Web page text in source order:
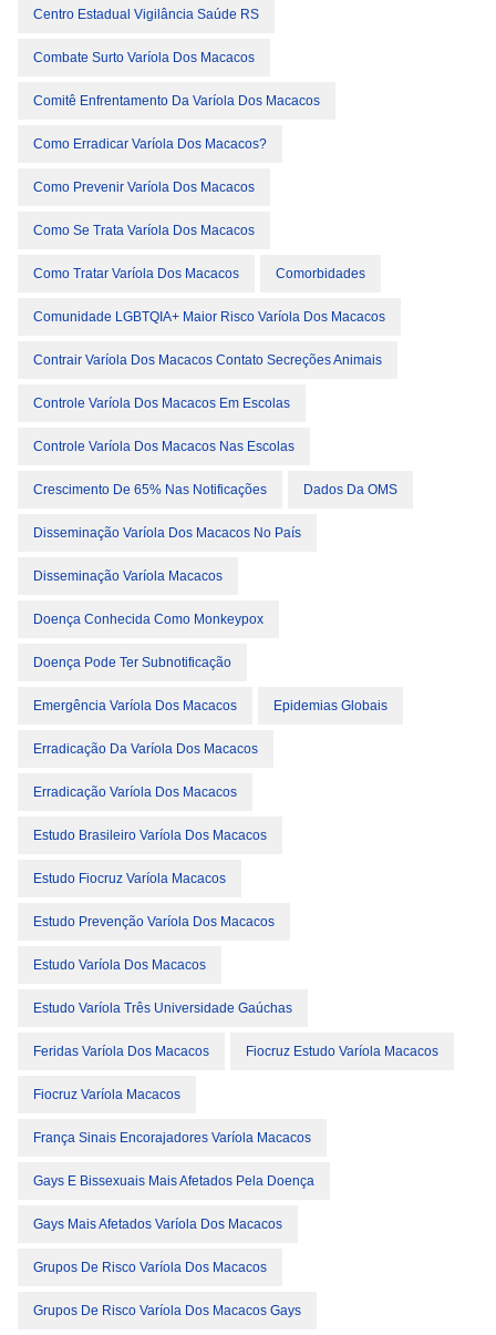
Centro Estadual Vigilância Saúde RS
Combate Surto Varíola Dos Macacos
Comitê Enfrentamento Da Varíola Dos Macacos
Como Erradicar Varíola Dos Macacos?
Como Prevenir Varíola Dos Macacos
Como Se Trata Varíola Dos Macacos
Como Tratar Varíola Dos Macacos Comorbidades
Comunidade LGBTQIA+ Maior Risco Varíola Dos Macacos
Contrair Varíola Dos Macacos Contato Secreções Animais
Controle Varíola Dos Macacos Em Escolas
Controle Varíola Dos Macacos Nas Escolas
Crescimento De 65% Nas Notificações Dados Da OMS
Disseminação Varíola Dos Macacos No País
Disseminação Varíola Macacos
Doença Conhecida Como Monkeypox
Doença Pode Ter Subnotificação
Emergência Varíola Dos Macacos Epidemias Globais
Erradicação Da Varíola Dos Macacos
Erradicação Varíola Dos Macacos
Estudo Brasileiro Varíola Dos Macacos
Estudo Fiocruz Varíola Macacos
Estudo Prevenção Varíola Dos Macacos
Estudo Varíola Dos Macacos
Estudo Varíola Três Universidade Gaúchas
Feridas Varíola Dos Macacos Fiocruz Estudo Varíola Macacos
Fiocruz Varíola Macacos
França Sinais Encorajadores Varíola Macacos
Gays E Bissexuais Mais Afetados Pela Doença
Gays Mais Afetados Varíola Dos Macacos
Grupos De Risco Varíola Dos Macacos
Grupos De Risco Varíola Dos Macacos Gays